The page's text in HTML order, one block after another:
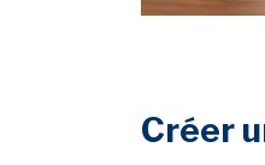
Créer